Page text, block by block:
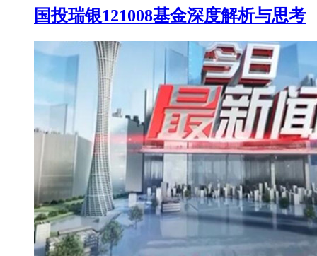
国投瑞银121008基金深度解析与思考